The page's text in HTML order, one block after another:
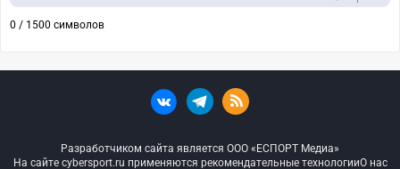
0 / 1500 символов
Разработчиком сайта является ООО «ЕСПОРТ Медиа»
На сайте cybersport.ru применяются рекомендательные технологииО нас